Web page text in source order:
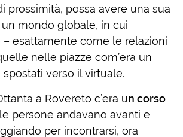
prossimità, possa avere una sua
mondo globale, in cui
esattamente come le relazioni
nelle piazze com’era un
verso il virtuale.
a Rovereto c’era un corso
persone andavano avanti e
per incontrarsi, ora